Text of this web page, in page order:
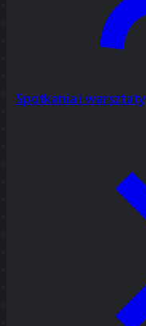
Spotkania i warsztaty